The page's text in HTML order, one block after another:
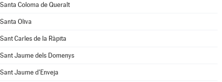
Santa Coloma de Queralt
Santa Oliva
Sant Carles de la Ràpita
Sant Jaume dels Domenys
Sant Jaume d'Enveja